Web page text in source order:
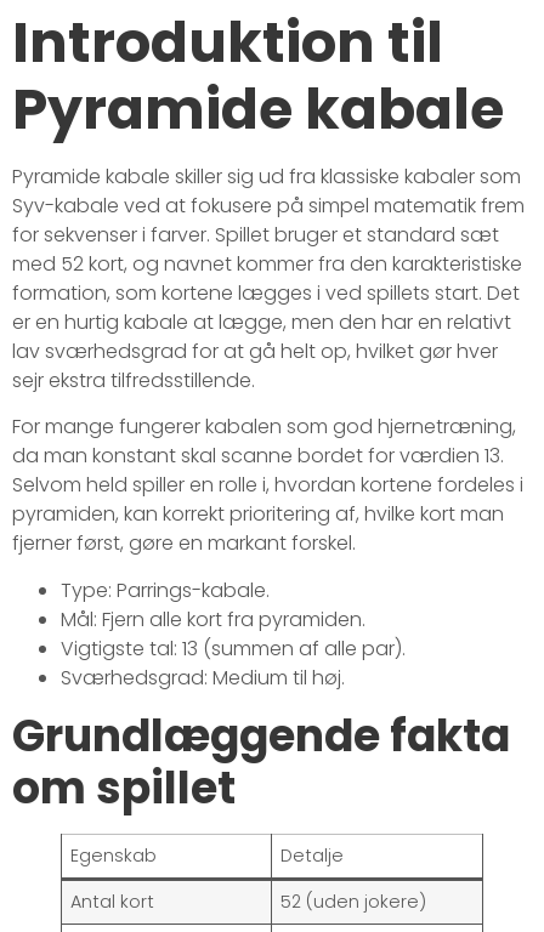
Introduktion til
Pyramide kabale
Pyramide kabale skiller sig ud fra klassiske kabaler som
Syv-kabale ved at fokusere på simpel matematik frem
for sekvenser i farver. Spillet bruger et standard sæt
med 52 kort, og navnet kommer fra den karakteristiske
formation, som kortene lægges i ved spillets start. Det
er en hurtig kabale at lægge, men den har en relativt
lav sværhedsgrad for at gå helt op, hvilket gør hver
sejr ekstra tilfredsstillende.
For mange fungerer kabalen som god hjernetræning,
da man konstant skal scanne bordet for værdien 13.
Selvom held spiller en rolle i, hvordan kortene fordeles i
pyramiden, kan korrekt prioritering af, hvilke kort man
fjerner først, gøre en markant forskel.
Type: Parrings-kabale.
Mål: Fjern alle kort fra pyramiden.
Vigtigste tal: 13 (summen af alle par).
Sværhedsgrad: Medium til høj.
Grundlæggende fakta
om spillet
Egenskab
Detalje
Antal kort
52 (uden jokere)